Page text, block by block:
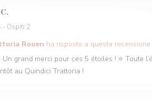
C
- Ospiti 2
Rouen ha risposto a questa recensione
Un grand merci pour ces 5 étoiles ! ⭐️ Toute
au Quindici Trattoria !